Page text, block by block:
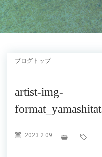
ブログトップ
artist-img-
2023.2.09